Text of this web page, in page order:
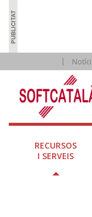
RECURSOS
I SERVEIS